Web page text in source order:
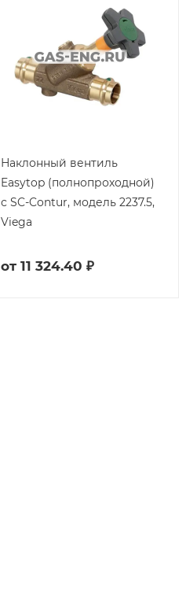
Наклонный вентиль
Easytop (полнопроходной)
с SC-Contur, модель 2237.5,
Viega
от 11 324.40 ₽